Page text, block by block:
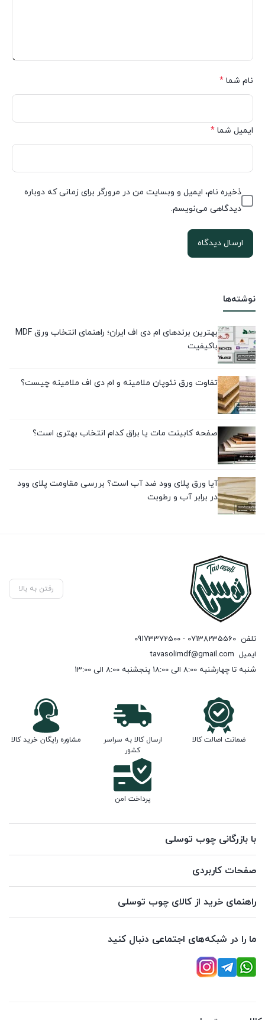
نوشته‌ها
بهترین برندهای ام دی اف ایران؛ راهنمای انتخاب ورق MDF
باکیفیت
تفاوت ورق نئوپان ملامینه و ام دی اف ملامینه چیست؟
صفحه کابینت مات یا براق کدام انتخاب بهتری است؟
آیا ورق پلای وود ضد آب است؟ بررسی مقاومت پلای وود
در برابر آب و رطوبت
نام شما *
ایمیل شما *
ذخیره نام، ایمیل و وبسایت من در مرورگر برای زمانی که دوباره
دیدگاهی می‌نویسم.
رفتن به بالا
تلفن 07138235560 - 09173372500
ایمیل tavasolimdf@gmail.com
شنبه تا چهارشنبه 8:00 الی 18:00 پنجشنبه 8:00 الی 13:00
ضمانت اصالت کالا
ارسال کالا به سراسر
کشور
مشاوره رایگان خرید کالا
پرداخت امن
با بازرگانی چوب توسلی
صفحات کاربردی
راهنمای خرید از کالای چوب توسلی
ما را در شبکه‌های اجتماعی دنبال کنید